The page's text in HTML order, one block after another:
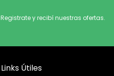
Registrate y recibí nuestras ofertas.
Links Útiles